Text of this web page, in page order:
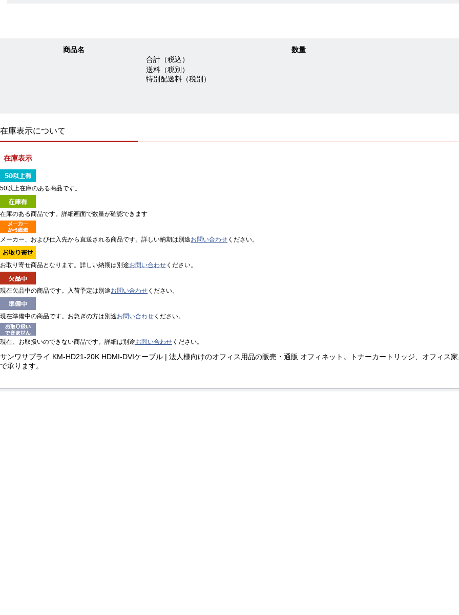
商品名
数量
合計（税込）
送料（税別）
特別配送料（税別）
在庫表示について
在庫表示
50以上在庫のある商品です。
在庫のある商品です。詳細画面で数量が確認できます
メーカー、および仕入先から直送される商品です。詳しい納期は別途お問い合わせ ください。
お取り寄せ商品となります。詳しい納期は別途お問い合わせ ください。
現在欠品中の商品です。入荷予定は別途お問い合わせ ください。
現在準備中の商品です。お急ぎの方は別途お問い合わせ ください。
現在、お取扱いのできない商品です。詳細は別途お問い合わせ ください。
サンワサプライ KM-HD21-20K HDMI-DVIケーブル | 法人様向けのオフィス用品の販売・通販 オフィネット。トナーカートリッジ、オフィス
で承ります。